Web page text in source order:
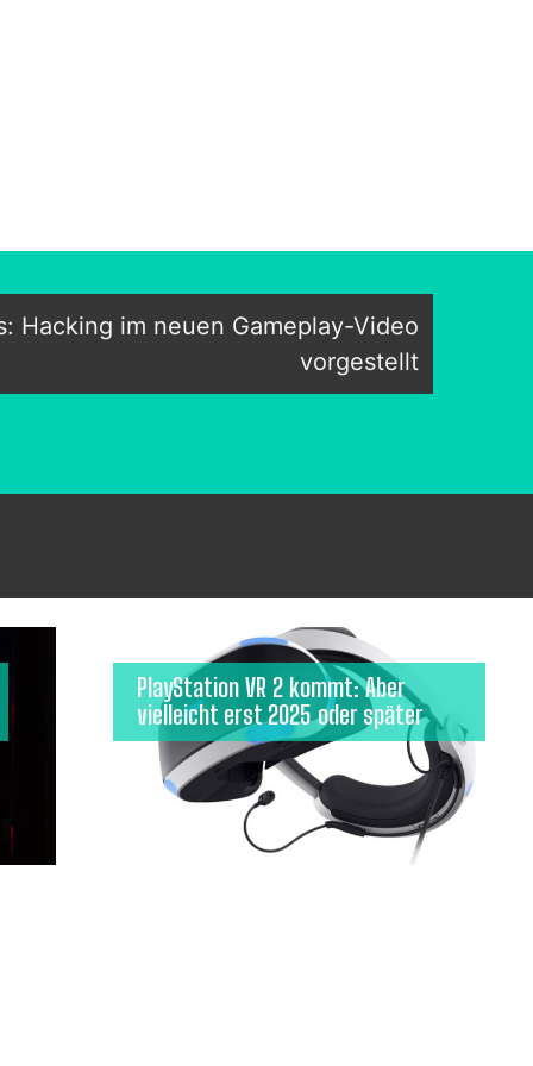
Hacking im neuen Gameplay-Video
vorgestellt
PlayStation VR 2 kommt: Aber
vielleicht erst 2025 oder später